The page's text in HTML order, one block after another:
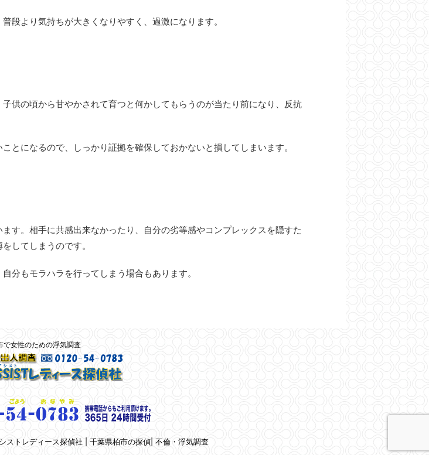
段より気持ちが大きくなりやすく、過激になります。
供の頃から甘やかされて育つと何かしてもらうのが当たり前になり、反抗
とになるので、しっかり証拠を確保しておかないと損してしまいます。
す。相手に共感出来なかったり、自分の劣等感やコンプレックスを隠すた
してしまうのです。
分もモラハラを行ってしまう場合もあります。
で女性のための浮気調査
トレディース探偵社 | 千葉県柏市の探偵| 不倫・浮気調査